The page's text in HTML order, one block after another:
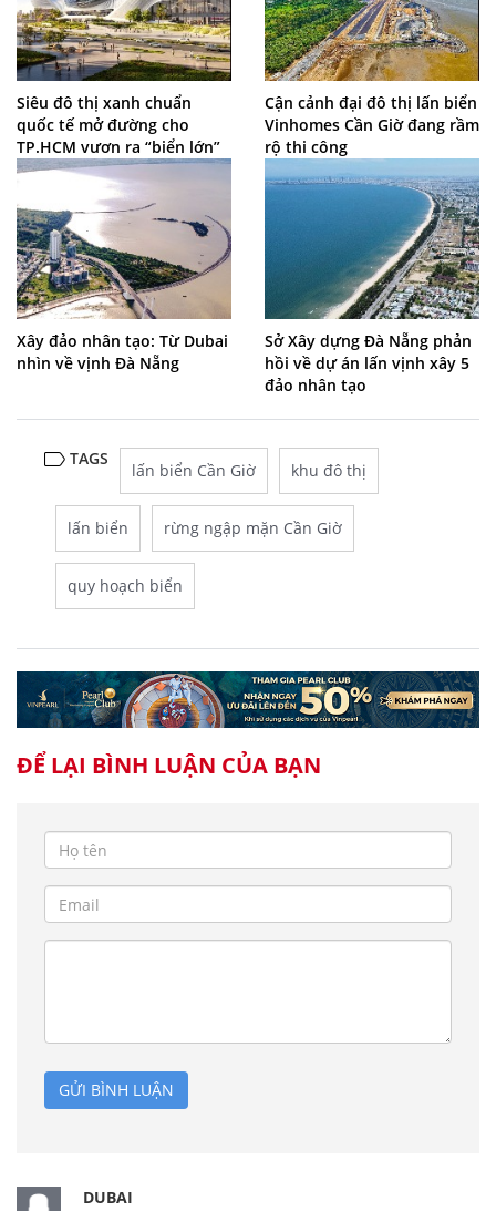
Siêu đô thị xanh chuẩn
quốc tế mở đường cho
TP.HCM vươn ra “biển lớn”
Cận cảnh đại đô thị lấn biển
Vinhomes Cần Giờ đang rầm
rộ thi công
Xây đảo nhân tạo: Từ Dubai
nhìn về vịnh Đà Nẵng
Sở Xây dựng Đà Nẵng phản
hồi về dự án lấn vịnh xây 5
đảo nhân tạo
TAGS
lấn biển Cần Giờ khu đô thị
lấn biển rừng ngập mặn Cần Giờ
quy hoạch biển
ĐỂ LẠI BÌNH LUẬN CỦA BẠN
GỬI BÌNH LUẬN
DUBAI